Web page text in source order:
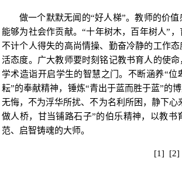
做一个默默无闻的“好人梯”。教师的价
能够为社会作贡献。“十年树木，百年树人”
不计个人得失的高尚情操、勤奋冷静的工作
活态度。广大教师要时刻铭记教书育人的使
学术造诣开启学生的智慧之门。不断涵养“
耘”的奉献精神，锤炼“青出于蓝而胜于蓝”的
无悔，不为浮华所扰、不为名利所困，静下
做人桥，甘当铺路石子”的伯乐精神，以教
范、启智铸魂的大师。
[1] [2]